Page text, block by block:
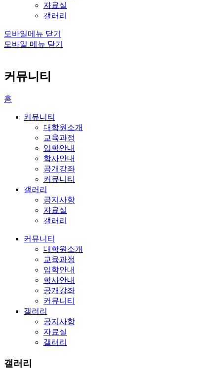
자료실
갤러리
모바일메뉴 닫기
모바일 메뉴 닫기
커뮤니티
홈
커뮤니티
대학원소개
교육과정
입학안내
학사안내
공개강좌
커뮤니티
갤러리
공지사항
자료실
갤러리
커뮤니티
대학원소개
교육과정
입학안내
학사안내
공개강좌
커뮤니티
갤러리
공지사항
자료실
갤러리
갤러리